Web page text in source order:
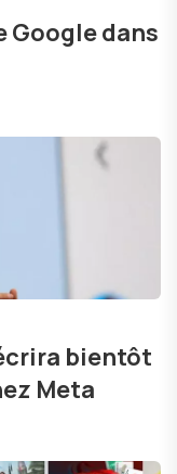
Google dans
bientôt
Meta